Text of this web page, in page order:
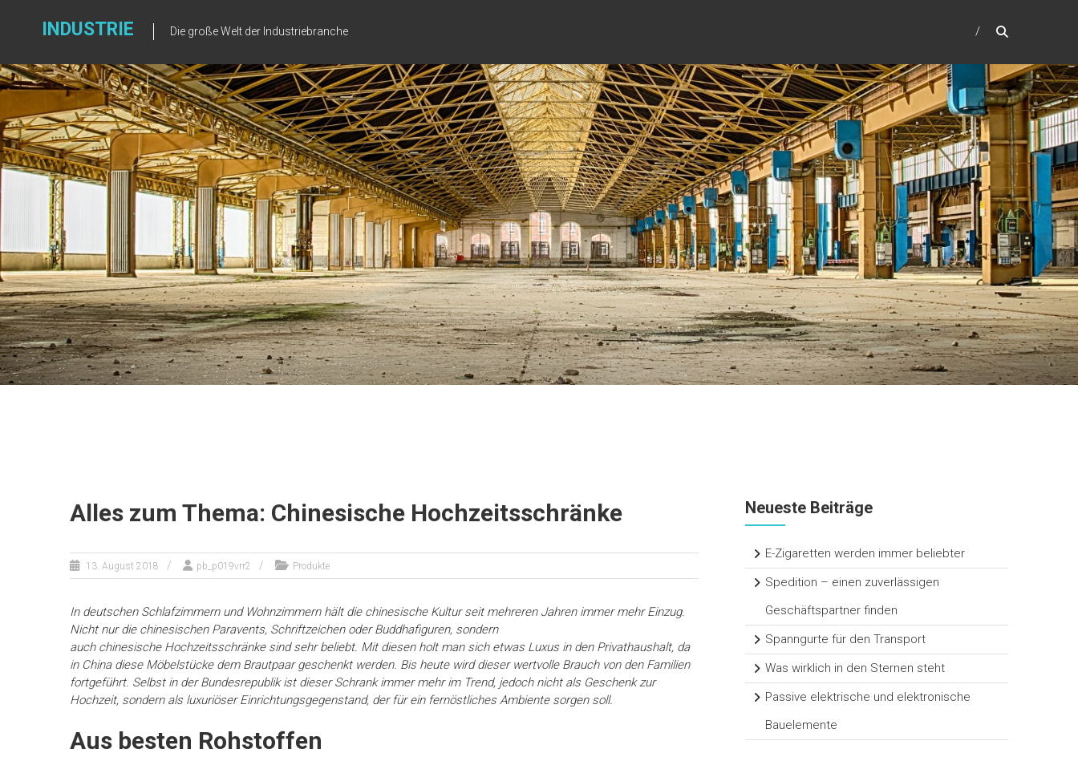
INDUSTRIE Die große Welt der Industriebranche
Alles zum Thema: Chinesische Hochzeitsschränke
13. August 2018 pb_p019vrr2 Produkte
In deutschen Schlafzimmern und Wohnzimmern hält die chinesische Kultur seit mehreren Jahren immer mehr Einzug.
Nicht nur die chinesischen Paravents, Schriftzeichen oder Buddhafiguren, sondern
auch chinesische Hochzeitsschränke sind sehr beliebt. Mit diesen holt man sich etwas Luxus in den Privathaushalt, da
in China diese Möbelstücke dem Brautpaar geschenkt werden. Bis heute wird dieser wertvolle Brauch von den Familien
fortgeführt. Selbst in der Bundesrepublik ist dieser Schrank immer mehr im Trend, jedoch nicht als Geschenk zur
Hochzeit, sondern als luxuriöser Einrichtungsgegenstand, der für ein fernöstliches Ambiente sorgen soll.
Aus besten Rohstoffen
Neueste Beiträge
E-Zigaretten werden immer beliebter
Spedition – einen zuverlässigen
Geschäftspartner finden
Spanngurte für den Transport
Was wirklich in den Sternen steht
Passive elektrische und elektronische
Bauelemente